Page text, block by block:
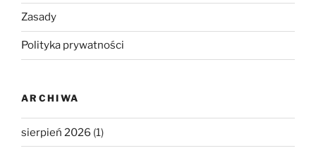
Zasady
Polityka prywatności
ARCHIWA
sierpień 2026 (1)